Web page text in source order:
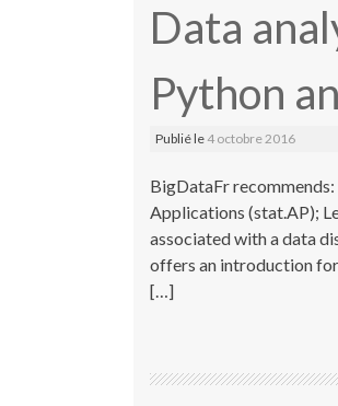
Data
Python
Publié le 4 octobre 2016
BigDataFr recommends:
Applications (stat.AP);
associated with a data
offers an introduction
[…]